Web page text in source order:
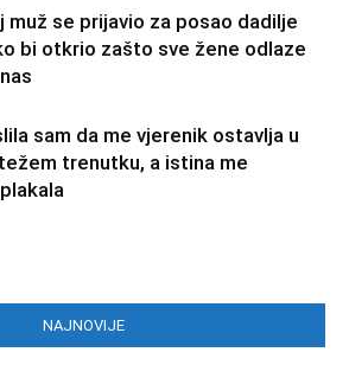
muž se prijavio za posao dadilje
bi otkrio zašto sve žene odlaze
sam da me vjerenik ostavlja u
trenutku, a istina me
NAJNOVIJE